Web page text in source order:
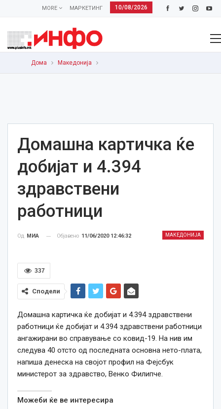
10/08/2026
МАРКЕТИНГ
MORE
Дома Македонија
Домашна картичка ќе
добијат и 4.394
здравствени
работници
МАКЕДОНИЈА
Од МИА Објавено 11/06/2020 12:46:32
337
Сподели
Домашна картичка ќе добијат и 4.394 здравствени
работници ќе добијат и 4.394 здравствени работници
ангажирани во справување со ковид-19. На нив им
следува 40 отсто од последната основна нето-плата,
напиша денеска на својот профил на Фејсбук
министерот за здравство, Венко Филипче.
Можеби ќе ве интересира